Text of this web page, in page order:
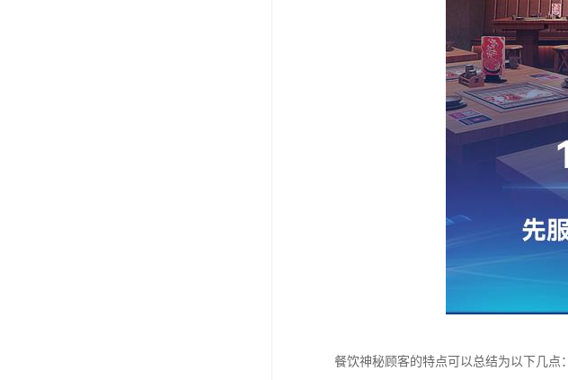
餐饮神秘顾客的特点可以总结为以下几点：